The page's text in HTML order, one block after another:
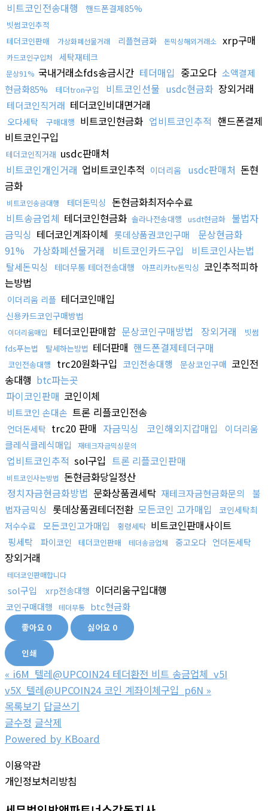
비트코인전송대행
핸드폰결제85%
빗썸코인추적
테더코인판매
가상화폐선물거래 리플현금화 돈믹싱해외거래소 xrp구매
카드코인구입처 세탁재테크
문상91% 국내거래소fds송금시간 테더매입 중고오다 소액결제
현금화85%
테더tron구입 비트코인선물 usdc현금화 장외거래
테더코인직거래 테더코인비대면거래
오다세탁 구매대행 비트코인현금화 업비트코인추적 핸드폰결제
비트코인구입
테더코인직거래 usdc판매처
비트코인개인거래 업비트코인추적 이더리움 usdc판매처 돈현
금화
비트코인송금대행 테더돈믹싱 돈현금화최저수수료
비트송금업체 테더코인현금화 솔라나전송대행 usdt현금화 불법자
금믹싱 테더코인계좌이체 롯데상품권코인구매
문상현금화
91%
가상화폐선물거래 비트코인카드구입 비트코인사는법
탈세돈믹싱 테더무통 테더전송대행 아프리카tv돈믹싱 코인추적피하
는방법
이더리움 리플 테더코인매입
신용카드코인구매방법
이더리움매입 테더코인판매함 문상코인구매방법 장외거래
빗썸
fds푸는법
탈세하는방법 테더판매 핸드폰결제테더구매
코인전송대행 trc20원화구입 코인전송대행 문상코인구매 코인전
송대행 btc파는곳
파이코인판매 코인이체
비트코인 손대손 트론 리플코인전송
언더돈세탁 trc20 판매 자금믹싱 코인해외지갑매입
이더리움
클레식클레식매입
재테크자금믹싱문의
업비트코인추적 sol구입 트론 리플코인판매
비트코인사는방법
돈현금화당일정산
정치자금현금화방법 문화상품권세탁 재테크자금현금화문의
불
법자금믹싱
롯데상품권테더전환 모든코인 고가매입
코인세탁최
저수수료
모든코인고가매입 횡령세탁 비트코인판매사이트
핑세탁 파이코인 테더코인판매 테더송금업체 중고오다 언더돈세탁
장외거래
테더코인판매합니다
sol구입 xrp전송대행 이더리움구입대행
코인구매대행 테더무통 btc현금화
좋아요 0 싫어요 0
인쇄
« i6M_텔레@UPCOIN24 테더환전 비트 송금업체_v5I
v5X_텔레@UPCOIN24 코인 계좌이체구입_p6N »
목록보기 답글쓰기
글수정 글삭제
Powered by KBoard
이용약관
개인정보처리방침